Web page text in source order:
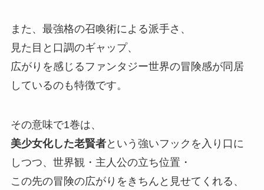
また、 最強格の召喚術による派手さ、
見た目と口調のギャップ、
広がりを感じるファンタジー世界の冒険感が同居
しているのも特徴です。
その意味で1巻は、
美少女化した老賢者という強いフックを入り口に
しつつ、 世界観・主人公の立ち位置・
この先の冒険の広がりをきちんと見せてくれる、